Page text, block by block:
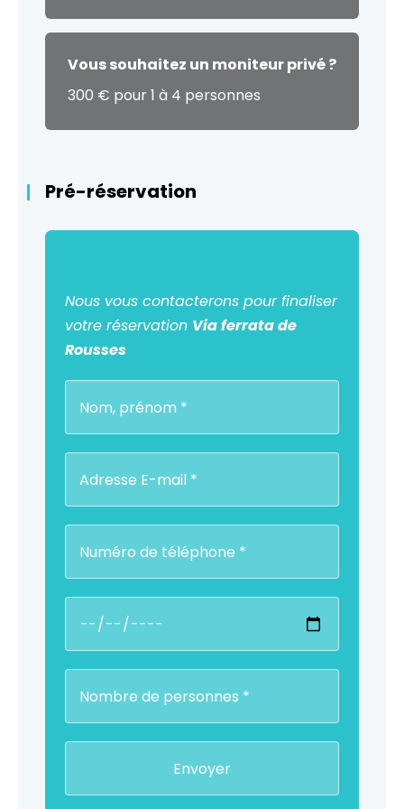
Vous souhaitez un moniteur privé ?
300 € pour 1 à 4 personnes
Pré-réservation
Nous vous contacterons pour finaliser
votre réservation Via ferrata de
Rousses